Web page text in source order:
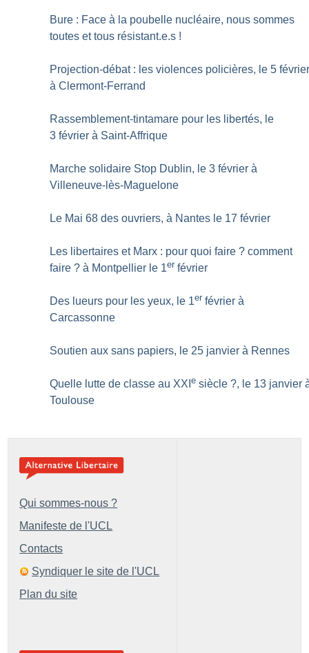
Bure : Face à la poubelle nucléaire, nous sommes
toutes et tous résistant.e.s !
Projection-débat : les violences policières, le 5
à Clermont-Ferrand
Rassemblement-tintamare pour les libertés, le
3 février à Saint-Affrique
Marche solidaire Stop Dublin, le 3 février à
Villeneuve-lès-Maguelone
Le Mai 68 des ouvriers, à Nantes le 17 février
Les libertaires et Marx : pour quoi faire ? comment
faire ? à Montpellier le 1er février
Des lueurs pour les yeux, le 1er février à
Carcassonne
Soutien aux sans papiers, le 25 janvier à Rennes
Quelle lutte de classe au XXIe siècle ?, le 13 janvier
Toulouse
Qui sommes-nous ?
Manifeste de l'UCL
Contacts
Syndiquer le site de l'UCL
Plan du site